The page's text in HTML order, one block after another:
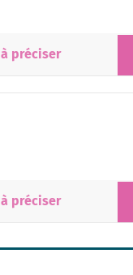
à préciser
à préciser